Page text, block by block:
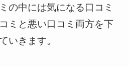
の中には気になる口コミ
ミと悪い口コミ両方を下
いきます。